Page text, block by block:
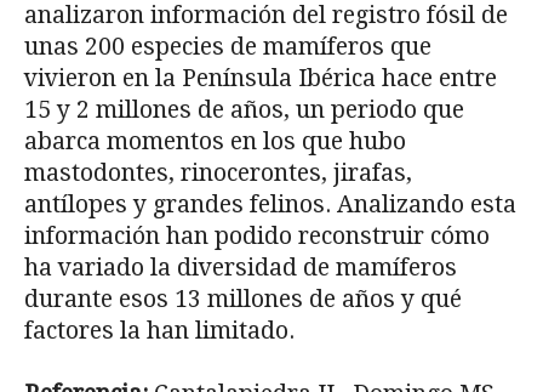
analizaron información del registro fósil de
unas 200 especies de mamíferos que
vivieron en la Península Ibérica hace entre
15 y 2 millones de años, un periodo que
abarca momentos en los que hubo
mastodontes, rinocerontes, jirafas,
antílopes y grandes felinos. Analizando esta
información han podido reconstruir cómo
ha variado la diversidad de mamíferos
durante esos 13 millones de años y qué
factores la han limitado.